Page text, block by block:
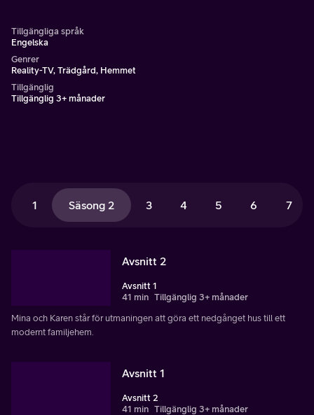
Tillgängliga språk
Engelska
Genrer
Reality-TV, Trädgård, Hemmet
Tillgänglig
Tillgänglig 3+ månader
1 Säsong 2 3 4 5 6 7
Avsnitt 2
Avsnitt 1
41 min Tillgänglig 3+ månader
Mina och Karen står för utmaningen att göra ett nedgånget hus till ett
modernt familjehem.
Avsnitt 1
Avsnitt 2
41 min Tillgänglig 3+ månader